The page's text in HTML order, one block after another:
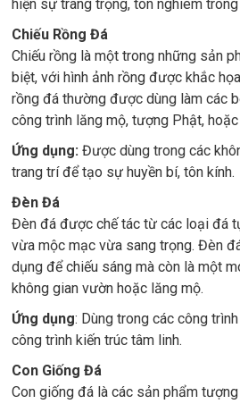
hiện sự trang trọng, tôn nghiêm
Chiếu Rồng Đá
Chiếu rồng là một trong những sản
biệt, với hình ảnh rồng được khắc
rồng đá thường được dùng làm các
công trình lăng mộ, tượng Phật, hoặc
Ứng dụng: Được dùng trong các
trang trí để tạo sự huyền bí, tôn kính.
Đèn Đá
Đèn đá được chế tác từ các loại đá
vừa mộc mạc vừa sang trọng. Đèn
dụng để chiếu sáng mà còn là một
không gian vườn hoặc lăng mộ.
Ứng dụng: Dùng trong các công
công trình kiến trúc tâm linh.
Con Giống Đá
Con giống đá là các sản phẩm